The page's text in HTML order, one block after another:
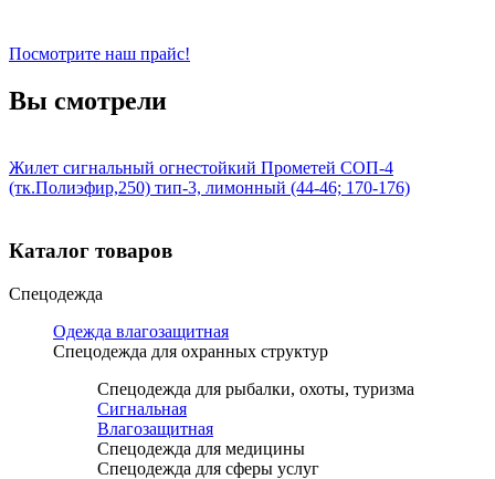
Посмотрите наш прайс!
Вы смотрели
Жилет сигнальный огнестойкий Прометей СОП-4
(тк.Полиэфир,250) тип-3, лимонный (44-46; 170-176)
Каталог товаров
Спецодежда
Одежда влагозащитная
Спецодежда для охранных структур
Спецодежда для рыбалки, охоты, туризма
Сигнальная
Влагозащитная
Спецодежда для медицины
Спецодежда для сферы услуг